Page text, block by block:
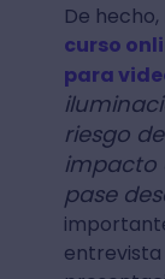
De
curso
para
riesgo
impacto
pase
entrevista